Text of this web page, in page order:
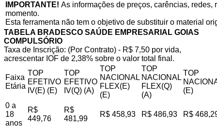
IMPORTANTE! As informações de preços, carências,
momento.
Esta ferramenta não tem o objetivo de substituir o material
TABELA BRADESCO SAÚDE EMPRESARIAL GOIAS
COMPULSÓRIO
Taxa de Inscrição: (Por Contrato) - R$ 7,50 por vida,
acrescentar IOF de 2,38% sobre o valor total final.
Faixa
Etária
TOP
EFETIVO
IV(E) (E)
TOP
EFETIVO
IV(Q) (A)
TOP
NACIONAL
FLEX(E)
(E)
TOP
NACIONAL
FLEX(Q)
(A)
TOP
(E)
0 a
18
anos
R$
449,76
R$
481,99
R$ 458,93 R$ 486,93 R$